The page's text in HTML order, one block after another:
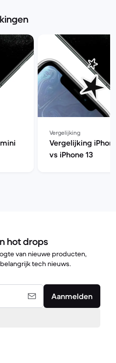
Vergelijking
Vergelijking
vs iPhone 13
hot drops
van nieuwe producten,
tech nieuws.
Aanmelden